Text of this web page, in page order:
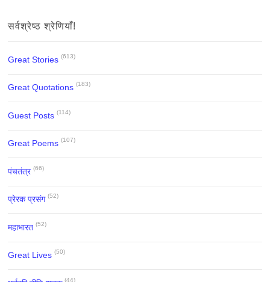
सर्वश्रेष्ठ श्रेणियाँ!
Great Stories (613)
Great Quotations (183)
Guest Posts (114)
Great Poems (107)
पंचतंत्र (66)
प्रेरक प्रसंग (52)
महाभारत (52)
Great Lives (50)
(44)